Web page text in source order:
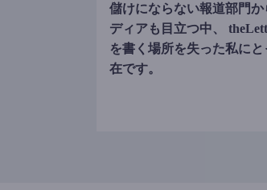
儲けにならない報道部門か
ディアも目立つ中、
を書く場所を失った私に
在です。